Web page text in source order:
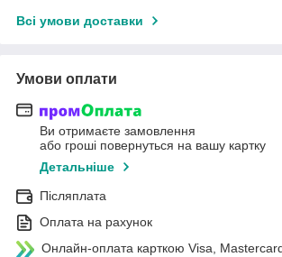
Всі умови доставки
Умови оплати
Ви отримаєте замовлення
або гроші повернуться на вашу картку
Детальніше
Післяплата
Оплата на рахунок
Онлайн-оплата карткою Visa,